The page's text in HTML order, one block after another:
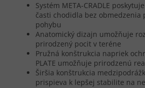
Systém META-CRADLE
časti chodidla bez obmedzenia
pohybu
Anatomický dizajn umožňuje
prirodzený pocit v teréne
Pružná konštrukcia napriek
PLATE umožňuje prirodzenú
Širšia konštrukcia
prispieva k lepšej stabilite na